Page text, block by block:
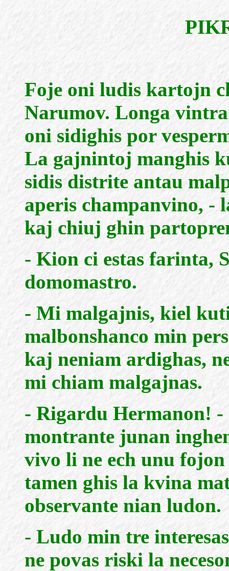
Foje oni ludis kartojn
Narumov. Longa
oni sidighis por
La gajnintoj manghis
sidis distrite antau
aperis champanvino, -
kaj chiuj ghin
- Kion ci estas farinta,
domomastro.
- Mi malgajnis, kiel
malbonshanco min
kaj neniam ardighas,
mi chiam malgajnas.
- Rigardu Hermanon!
montrante junan
vivo li ne ech unu
tamen ghis la kvina
observante nian ludon.
- Ludo min tre
ne povas riski la